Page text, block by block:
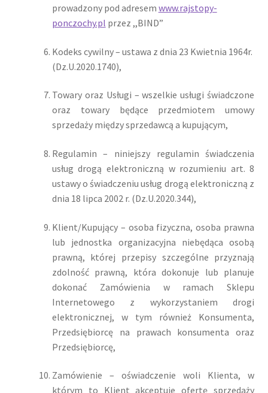
prowadzony pod adresem www.rajstopy-
ponczochy.pl przez ,,BIND”
Kodeks cywilny – ustawa z dnia 23 Kwietnia 1964r.
(Dz.U.2020.1740),
Towary oraz Usługi – wszelkie usługi świadczone
oraz towary będące przedmiotem umowy
sprzedaży między sprzedawcą a kupującym,
Regulamin – niniejszy regulamin świadczenia
usług drogą elektroniczną w rozumieniu art. 8
ustawy o świadczeniu usług drogą elektroniczną z
dnia 18 lipca 2002 r. (Dz.U.2020.344),
Klient/Kupujący – osoba fizyczna, osoba prawna
lub jednostka organizacyjna niebędąca osobą
prawną, której przepisy szczególne przyznają
zdolność prawną, która dokonuje lub planuje
dokonać Zamówienia w ramach Sklepu
Internetowego z wykorzystaniem drogi
elektronicznej, w tym również Konsumenta,
Przedsiębiorcę na prawach konsumenta oraz
Przedsiębiorcę,
Zamówienie – oświadczenie woli Klienta, w
którym to Klient akceptuje ofertę sprzedaży